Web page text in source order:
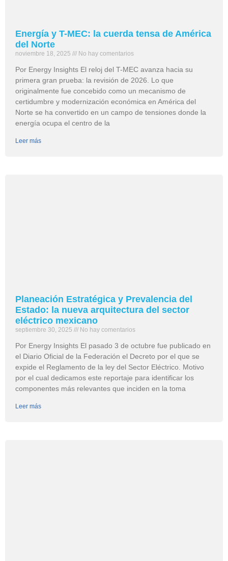
Energía y T-MEC: la cuerda tensa de América
del Norte
noviembre 18, 2025 No hay comentarios
Por Energy Insights El reloj del T-MEC avanza hacia su
primera gran prueba: la revisión de 2026. Lo que
originalmente fue concebido como un mecanismo de
certidumbre y modernización económica en América del
Norte se ha convertido en un campo de tensiones donde la
energía ocupa el centro de la
Leer más
Planeación Estratégica y Prevalencia del
Estado: la nueva arquitectura del sector
eléctrico mexicano
septiembre 30, 2025 No hay comentarios
Por Energy Insights El pasado 3 de octubre fue publicado en
el Diario Oficial de la Federación el Decreto por el que se
expide el Reglamento de la ley del Sector Eléctrico. Motivo
por el cual dedicamos este reportaje para identificar los
componentes más relevantes que inciden en la toma
Leer más